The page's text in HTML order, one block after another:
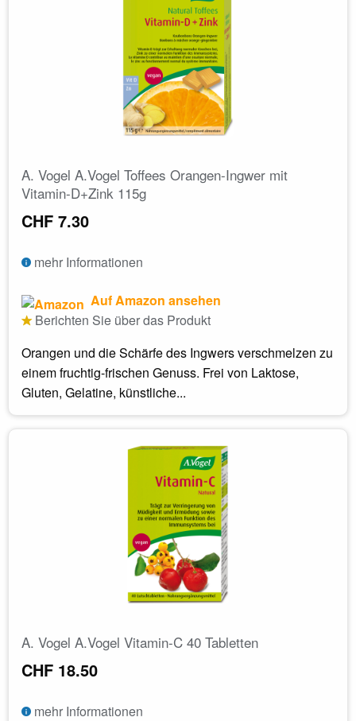
A. Vogel A.Vogel Toffees Orangen-Ingwer mit
Vitamin-D+Zink 115g
CHF 7.30
mehr Informationen
Auf Amazon ansehen
Berichten Sie über das Produkt
Orangen und die Schärfe des Ingwers verschmelzen zu
einem fruchtig-frischen Genuss. Frei von Laktose,
Gluten, Gelatine, künstliche...
A. Vogel A.Vogel Vitamin-C 40 Tabletten
CHF 18.50
mehr Informationen